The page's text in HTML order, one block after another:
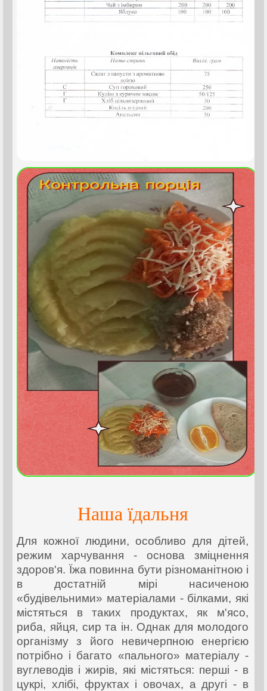
Наша їдальня
Для кожної людини, особливо для дітей,
режим харчування - основа зміцнення
здоров'я. Їжа повинна бути різноманітною і
в достатній мірі насиченою
«будівельними» матеріалами - білками, які
містяться в таких продуктах, як м'ясо,
риба, яйця, сир та ін. Однак для молодого
організму з його невичерпною енергією
потрібно і багато «пального» матеріалу -
вуглеводів і жирів, які містяться: перші - в
цукрі, хлібі, фруктах і овочах, а другі - в